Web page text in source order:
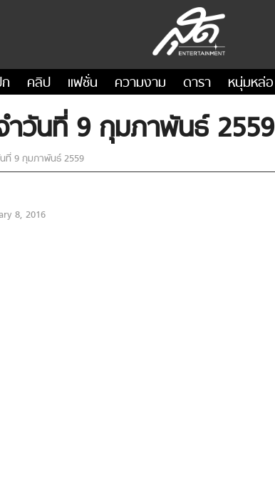
คลิป แฟชั่น ความงาม ดารา หนุ่มหล่อ
ำวันที่ 9 กุมภาพันธ์ 2559
ที่ 9 กุมภาพันธ์ 2559
8, 2016